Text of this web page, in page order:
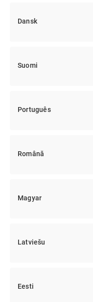
Dansk
Suomi
Português
Română
Magyar
Latviešu
Eesti